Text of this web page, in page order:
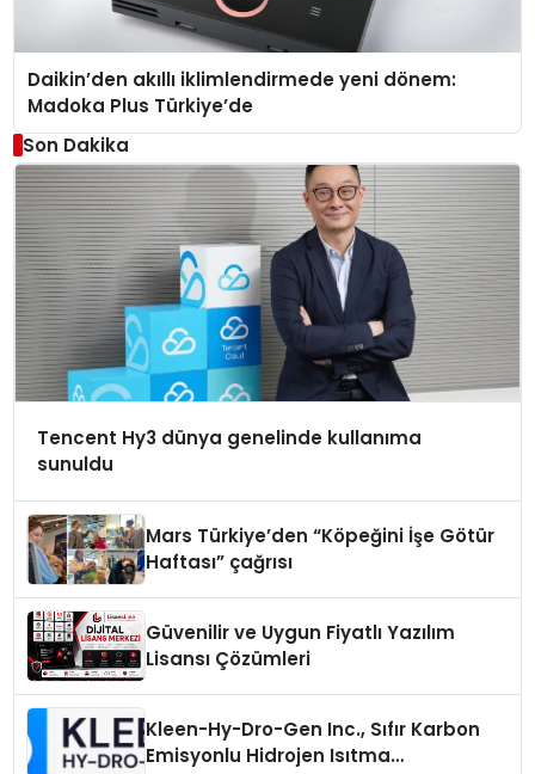
Daikin’den akıllı iklimlendirmede yeni dönem:
Madoka Plus Türkiye’de
Son Dakika
Tencent Hy3 dünya genelinde kullanıma
sunuldu
Mars Türkiye’den “Köpeğini İşe Götür
Haftası” çağrısı
Güvenilir ve Uygun Fiyatlı Yazılım
Lisansı Çözümleri
Kleen-Hy-Dro-Gen Inc., Sıfır Karbon
Emisyonlu Hidrojen Isıtma